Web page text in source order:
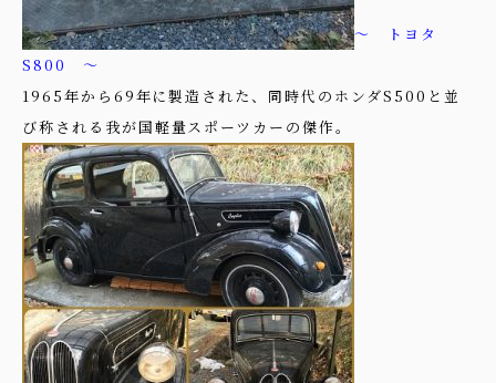
～ トヨタ
S800 ～
1965年から69年に製造された、同時代のホンダS500と並
び称される我が国軽量スポーツカーの傑作。